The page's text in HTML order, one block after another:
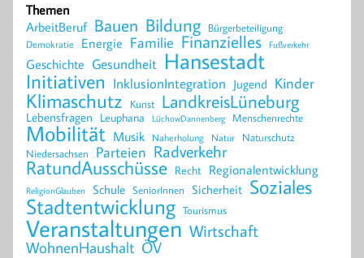
Themen
ArbeitBeruf Bauen Bildung Bürgerbeteiligung
Demokratie Energie Familie Finanzielles Fußverkehr
Geschichte Gesundheit Hansestadt
Initiativen InklusionIntegration Jugend Kinder
Klimaschutz Kunst LandkreisLüneburg
Lebensfragen Leuphana LüchowDannenberg Menschenrechte
Mobilität Musik Naherholung Natur Naturschutz
Niedersachsen Parteien Radverkehr
RatundAusschüsse Recht Regionalentwicklung
ReligionGlauben Schule SeniorInnen Sicherheit Soziales
Stadtentwicklung Tourismus
Veranstaltungen Wirtschaft
WohnenHaushalt ÖV